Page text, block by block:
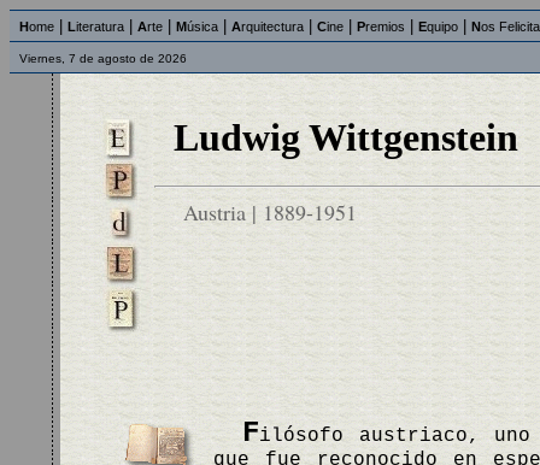
Home Literatura Arte Música Arquitectura Cine Premios Equipo Nos
Viernes, 7 de agosto de 2026
Ludwig Wittgenstein
Austria | 1889-1951
Filósofo austriaco, uno
que fue reconocido en